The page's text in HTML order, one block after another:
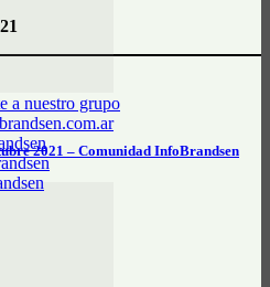
2021 – Comunidad InfoBrandsen
a nuestro grupo